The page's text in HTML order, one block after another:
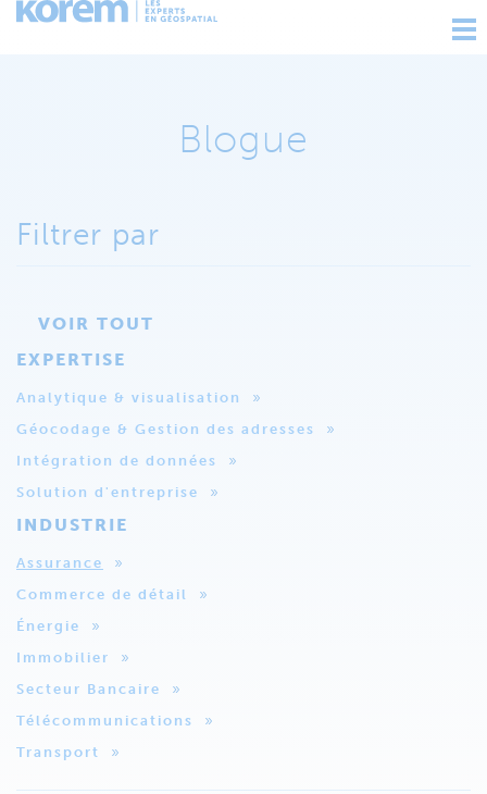
Blogue
Filtrer par
VOIR TOUT
EXPERTISE
Analytique & visualisation
Géocodage & Gestion des adresses
Intégration de données
Solution d'entreprise
INDUSTRIE
Assurance
Commerce de détail
Énergie
Immobilier
Secteur Bancaire
Télécommunications
Transport